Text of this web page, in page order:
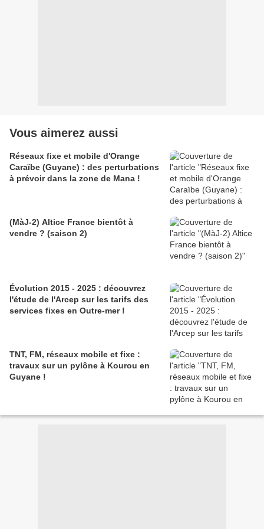
Vous aimerez aussi
Réseaux fixe et mobile d'Orange
Caraïbe (Guyane) : des perturbations
à prévoir dans la zone de Mana !
(MàJ-2) Altice France bientôt à
vendre ? (saison 2)
Évolution 2015 - 2025 : découvrez
l'étude de l'Arcep sur les tarifs des
services fixes en Outre-mer !
TNT, FM, réseaux mobile et fixe :
travaux sur un pylône à Kourou en
Guyane !